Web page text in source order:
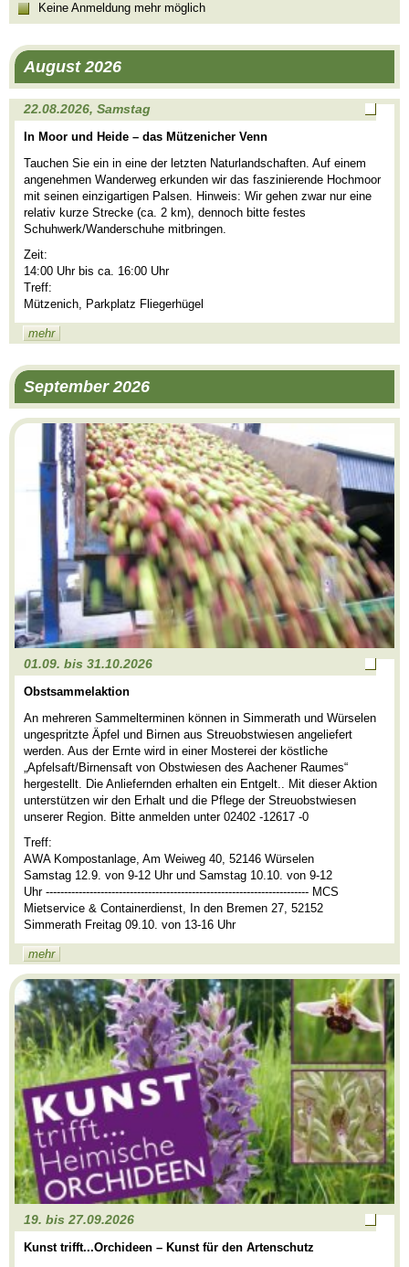
/
Keine Anmeldung mehr möglich
August 2026
22.08.2026, Samstag
Noch
In Moor und Heide – das Mützenicher Venn
Tauchen Sie ein in eine der letzten Naturlandschaften. Auf einem
angenehmen Wanderweg erkunden wir das faszinierende Hochmoor
mit seinen einzigartigen Palsen. Hinweis: Wir gehen zwar nur eine
relativ kurze Strecke (ca. 2 km), dennoch bitte festes
Schuhwerk/Wanderschuhe mitbringen.
Zeit:
14:00 Uhr bis ca. 16:00 Uhr
Treff:
Mützenich, Parkplatz Fliegerhügel
mehr
September 2026
01.09. bis 31.10.2026
Noch
Obstsammelaktion
An mehreren Sammelterminen können in Simmerath und Würselen
ungespritzte Äpfel und Birnen aus Streuobstwiesen angeliefert
werden. Aus der Ernte wird in einer Mosterei der köstliche
„Apfelsaft/Birnensaft von Obstwiesen des Aachener Raumes“
hergestellt. Die Anliefernden erhalten ein Entgelt.. Mit dieser Aktion
unterstützen wir den Erhalt und die Pflege der Streuobstwiesen
unserer Region. Bitte anmelden unter 02402 -12617 -0
Treff:
AWA Kompostanlage, Am Weiweg 40, 52146 Würselen
Samstag 12.9. von 9-12 Uhr und Samstag 10.10. von 9-12
Uhr ------------------------------------------------------------------------ MCS
Mietservice & Containerdienst, In den Bremen 27, 52152
Simmerath Freitag 09.10. von 13-16 Uhr
mehr
19. bis 27.09.2026
Noch
Kunst trifft...Orchideen – Kunst für den Artenschutz